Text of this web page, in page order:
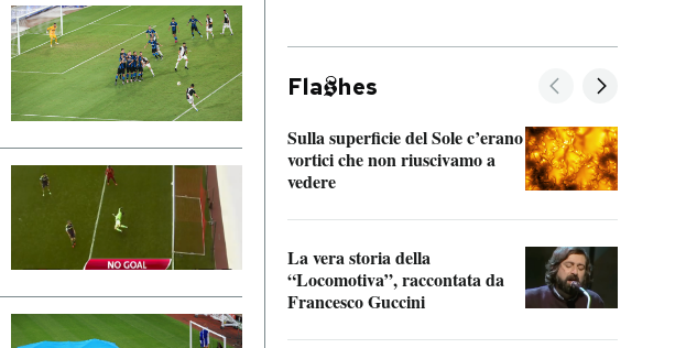
Fla hes
Sulla superficie del Sole c’erano
vortici che non riuscivamo a
vedere
La vera storia della
“Locomotiva”, raccontata da
Francesco Guccini